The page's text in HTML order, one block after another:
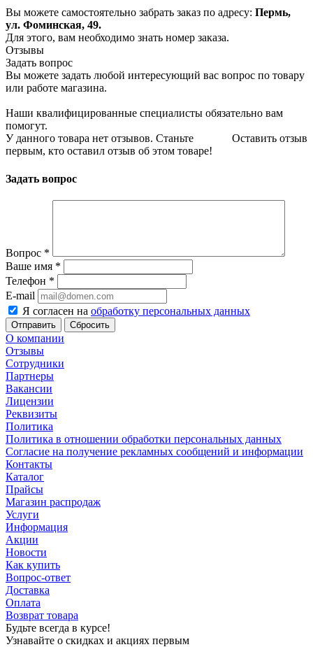
Вы можете самостоятельно забрать заказ по адресу: Пермь,
ул. Фоминская, 49.
Для этого, вам необходимо знать номер заказа.
Отзывы
Задать вопрос
Вы можете задать любой интересующий вас вопрос по товару
или работе магазина.
Наши квалифицированные специалисты обязательно вам
помогут.
Оставить отзыв
У данного товара нет отзывов. Станьте
первым, кто оставил отзыв об этом товаре!
Задать вопрос
Вопрос *
Ваше имя *
Телефон *
E-mail
Я согласен на обработку персональных данных
Сбросить
О компании
Отзывы
Сотрудники
Партнеры
Вакансии
Лицензии
Реквизиты
Политика
Политика в отношении обработки персональных данных
Согласие на получение рекламных сообщений и информации
Контакты
Каталог
Прайсы
Магазин распродаж
Услуги
Информация
Акции
Новости
Как купить
Вопрос-ответ
Доставка
Оплата
Возврат товара
Будьте всегда в курсе!
Узнавайте о скидках и акциях первым